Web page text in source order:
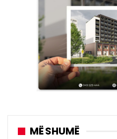
MË SHUMË